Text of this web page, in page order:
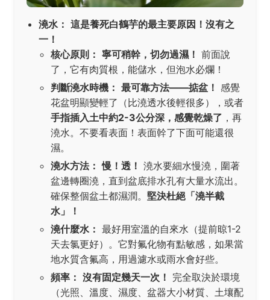
澆水： 這是養死白鶴芋的最主要原因！沒有之
一！
核心原則： 寧可稍幹，切勿過濕！ 前面說
了，它有肉質根，能儲水，但泡水必爛！
判斷澆水時機： 最可靠方法——掂盆！ 感覺
花盆明顯變輕了（比澆透水後輕很多），或者
手指插入土中約2-3公分深，感覺乾燥了 ，再
澆水。不要看表面！表面幹了下面可能還很
濕。
澆水方法： 慢！透！ 澆水要細水慢澆，圍著
盆邊轉圈澆，直到盆底排水孔有大量水流出。
確保整個盆土都濕潤。 堅決杜絕「澆半截
水」！
澆什麼水： 最好用室溫的自來水（提前晾1-2
天去氯更好）。它對氟化物有點敏感，如果當
地水質含氟高，用過濾水或雨水會好些。
頻率： 沒有固定幾天一次！ 完全取決於環境
（光照、溫度、濕度、盆器大小材質、土壤配